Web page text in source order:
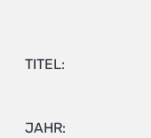
TITEL:
JAHR: